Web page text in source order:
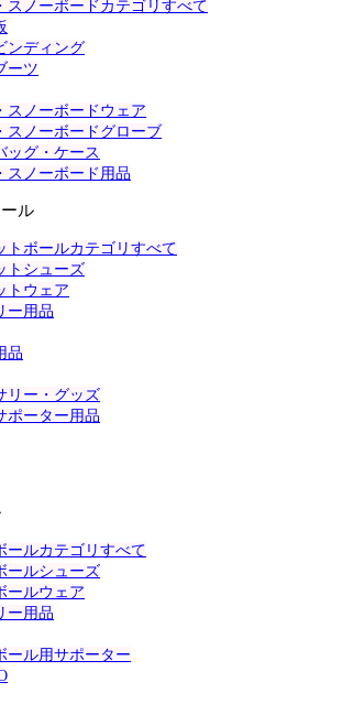
スノーボードカテゴリすべて
ンディング
ーツ
スノーボードウェア
スノーボードグローブ
ッグ・ケース
スノーボード用品
ル
トボールカテゴリすべて
トシューズ
トウェア
ー用品
品
リー・グッズ
ポーター用品
ールカテゴリすべて
ールシューズ
ールウェア
ー用品
ール用サポーター